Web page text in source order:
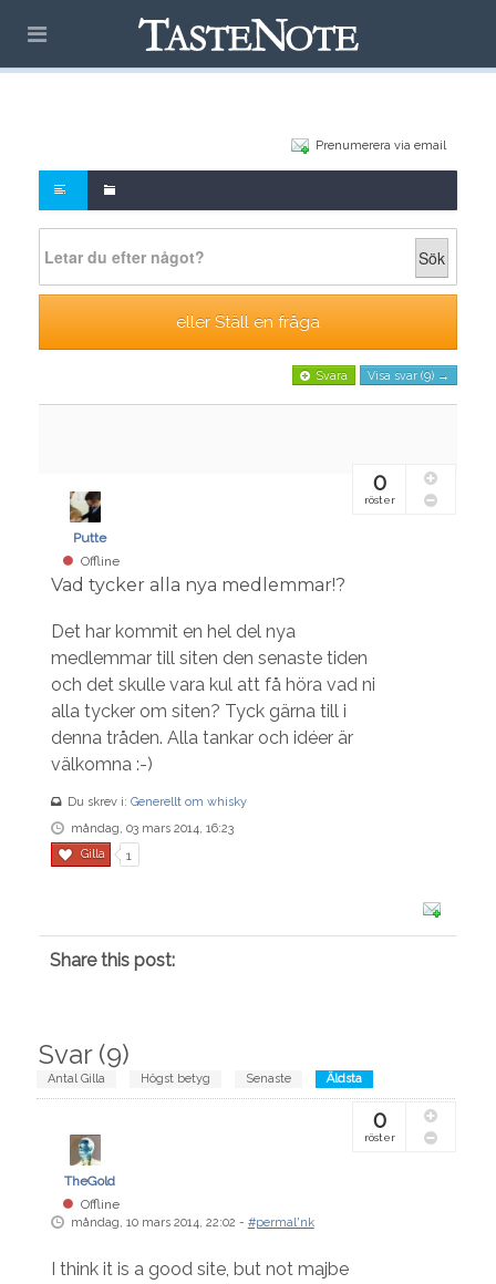
Prenumerera via email
Sök
eller Ställ en fråga
Svara Visa svar (9) →
Putte
Offline
Vad tycker alla nya medlemmar!?
0
röster
Det har kommit en hel del nya
medlemmar till siten den senaste tiden
och det skulle vara kul att få höra vad ni
alla tycker om siten? Tyck gärna till i
denna tråden. Alla tankar och idéer är
välkomna :-)
Du skrev i: Generellt om whisky
måndag, 03 mars 2014, 16:23
Gilla
1
Share this post:
Svar (9)
Antal Gilla Högst betyg Senaste Äldsta
TheGold
Offline
måndag, 10 mars 2014, 22:02 - #permal'nk
0
röster
I think it is a good site, but not majbe